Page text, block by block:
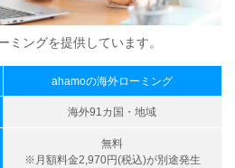
ングを提供しています。
ahamoの海外ローミング
海外91カ国・地域
無料
※月額料金2,970円(税込)が別途発生